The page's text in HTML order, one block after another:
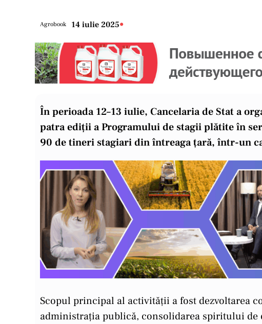
Agrobook 14 iulie 2025•
În perioada 12–13 iulie, Cancelaria de Stat a
patra ediții a Programului de stagii plătite în
90 de tineri stagiari din întreaga țară, într-un
Scopul principal al activității a fost dezvoltarea
administrația publică, consolidarea spiritului